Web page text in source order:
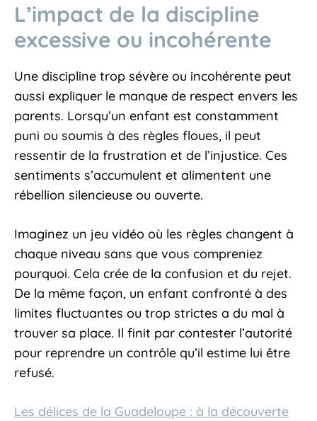
L’impact de la discipline
excessive ou incohérente
Une discipline trop sévère ou incohérente peut
aussi expliquer le manque de respect envers les
parents. Lorsqu’un enfant est constamment
puni ou soumis à des règles floues, il peut
ressentir de la frustration et de l’injustice. Ces
sentiments s’accumulent et alimentent une
rébellion silencieuse ou ouverte.
Imaginez un jeu vidéo où les règles changent à
chaque niveau sans que vous compreniez
pourquoi. Cela crée de la confusion et du rejet.
De la même façon, un enfant confronté à des
limites fluctuantes ou trop strictes a du mal à
trouver sa place. Il finit par contester l’autorité
pour reprendre un contrôle qu’il estime lui être
refusé.
Les délices de la Guadeloupe : à la découverte